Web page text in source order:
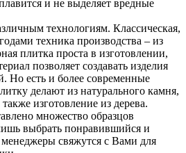
и не выделяет вредные
технологиям. Классическая,
техника производства – из
плитка проста в изготовлении,
позволяет создавать изделия
Но есть и более современные
делают из натурального камня,
изготовление из дерева.
множество образцов
выбрать понравившийся и
менеджеры свяжутся с Вами для